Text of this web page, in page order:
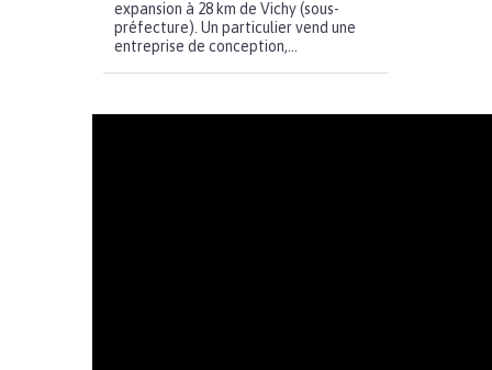
expansion à 28 km de Vichy (sous-
préfecture). Un particulier vend une
entreprise de conception,...